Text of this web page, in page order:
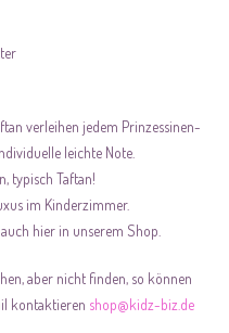
verleihen jedem Prinzessinen-
leichte Note.
typisch Taftan!
im Kinderzimmer.
hier in unserem Shop.
aber nicht finden, so können
kontaktieren shop@kidz-biz.de